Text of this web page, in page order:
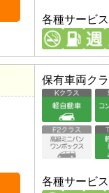
各種サービス
保有車両ク
各種サービス